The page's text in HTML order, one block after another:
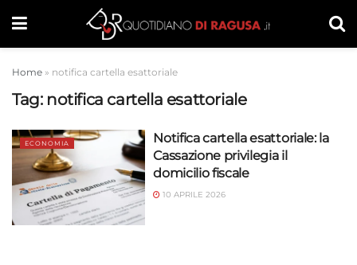
Home » notifica cartella esattoriale
Tag: notifica cartella esattoriale
ECONOMIA
Notifica cartella esattoriale: la
Cassazione privilegia il
domicilio fiscale
10 APRILE 2026